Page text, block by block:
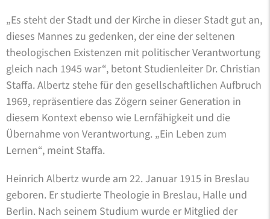
„Es steht der Stadt und der Kirche in dieser Stadt gut an,
dieses Mannes zu gedenken, der eine der seltenen
theologischen Existenzen mit politischer Verantwortung
gleich nach 1945 war“, betont Studienleiter Dr. Christian
Staffa. Albertz stehe für den gesellschaftlichen Aufbruch
1969, repräsentiere das Zögern seiner Generation in
diesem Kontext ebenso wie Lernfähigkeit und die
Übernahme von Verantwortung. „Ein Leben zum
Lernen“, meint Staffa.
Heinrich Albertz wurde am 22. Januar 1915 in Breslau
geboren. Er studierte Theologie in Breslau, Halle und
Berlin. Nach seinem Studium wurde er Mitglied der